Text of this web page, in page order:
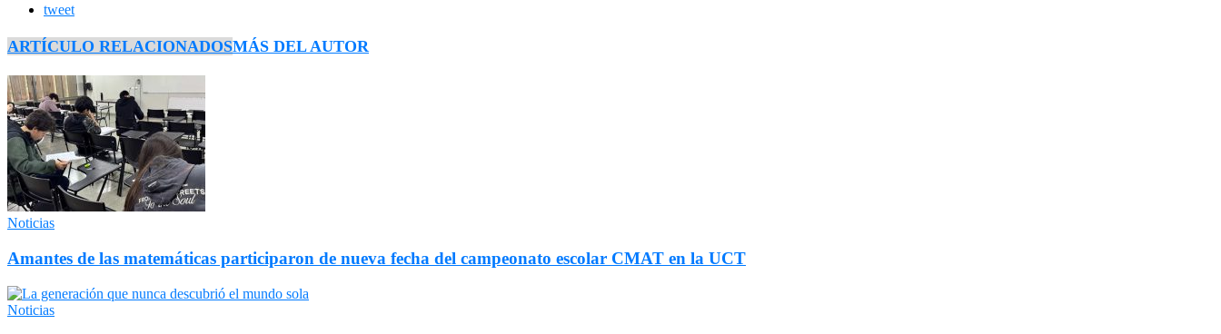
tweet
ARTÍCULO RELACIONADOSMÁS DEL AUTOR
Noticias
Amantes de las matemáticas participaron de nueva fecha del campeonato escolar CMAT en la UCT
Noticias